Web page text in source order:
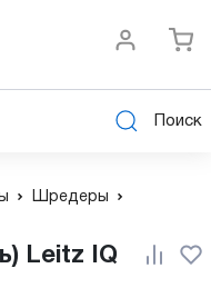
Поиск
Шредеры